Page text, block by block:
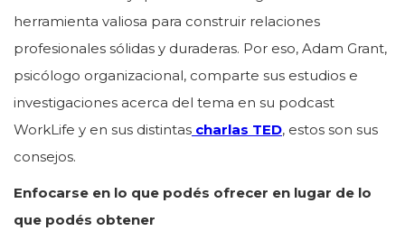
herramienta valiosa para construir relaciones
profesionales sólidas y duraderas. Por eso, Adam Grant,
psicólogo organizacional, comparte sus estudios e
investigaciones acerca del tema en su podcast
WorkLife y en sus distintas charlas TED, estos son sus
consejos.
Enfocarse en lo que podés ofrecer en lugar de lo
que podés obtener